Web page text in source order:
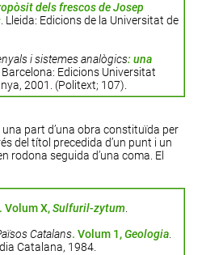
dels frescos de Josep
. Lleida: Edicions de la Universitat de
i sistemes analògics: una
Barcelona: Edicions Universitat
2001. (Politext; 107).
part d’una obra constituïda per
del títol precedida d’un punt i un
rodona seguida d’una coma. El
. Volum X,Sulfuril-zytum.
Catalans. Volum 1,Geologia.
Catalana, 1984.